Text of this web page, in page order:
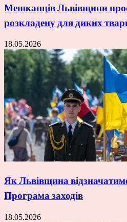
Мешканців Львівщини
розкладену для диких
18.05.2026
Як Львівщина
Програма заходів
18.05.2026